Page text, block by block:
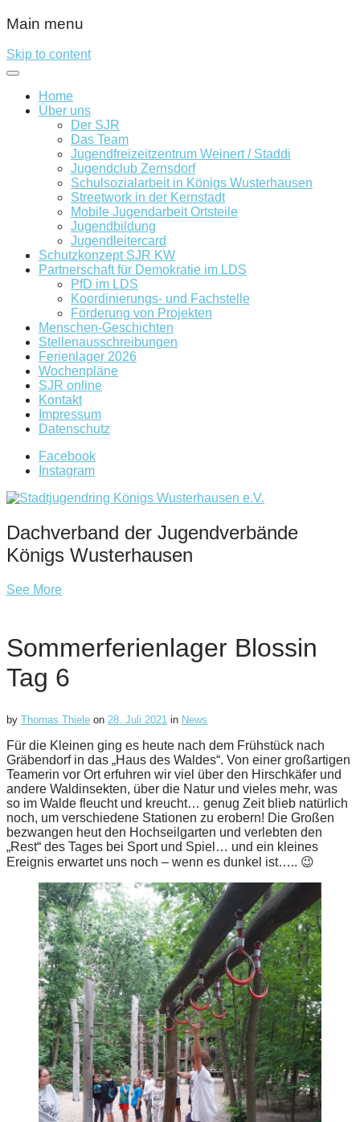
Main menu
Skip to content
Home
Über uns
Der SJR
Das Team
Jugendfreizeitzentrum Weinert / Staddi
Jugendclub Zernsdorf
Schulsozialarbeit in Königs Wusterhausen
Streetwork in der Kernstadt
Mobile Jugendarbeit Ortsteile
Jugendbildung
Jugendleitercard
Schutzkonzept SJR KW
Partnerschaft für Demokratie im LDS
PfD im LDS
Koordinierungs- und Fachstelle
Förderung von Projekten
Menschen-Geschichten
Stellenausschreibungen
Ferienlager 2026
Wochenpläne
SJR online
Kontakt
Impressum
Datenschutz
Facebook
Instagram
Dachverband der Jugendverbände
Königs Wusterhausen
See More
Sommerferienlager Blossin
Tag 6
by Thomas Thiele on 28. Juli 2021 in News
Für die Kleinen ging es heute nach dem Frühstück nach
Gräbendorf in das „Haus des Waldes“. Von einer großartigen
Teamerin vor Ort erfuhren wir viel über den Hirschkäfer und
andere Waldinsekten, über die Natur und vieles mehr, was
so im Walde fleucht und kreucht… genug Zeit blieb natürlich
noch, um verschiedene Stationen zu erobern! Die Großen
bezwangen heut den Hochseilgarten und verlebten den
„Rest“ des Tages bei Sport und Spiel… und ein kleines
Ereignis erwartet uns noch – wenn es dunkel ist….. 😉